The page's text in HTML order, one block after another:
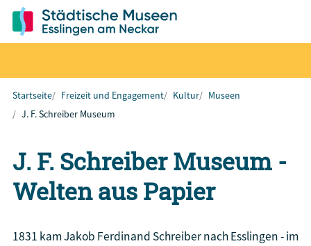
Startseite Freizeit und Engagement Kultur
Museen
J. F. Schreiber Museum
J. F. Schreiber Museum -
Welten aus Papier
1831 kam Jakob Ferdinand Schreiber nach Esslingen - im